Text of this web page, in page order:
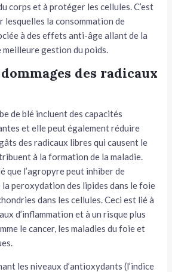
corps et à protéger les cellules. C’est
lesquelles la consommation de
à des effets anti-âge allant de la
meilleure gestion du poids.
des radicaux
de blé incluent des capacités
et elle peut également réduire
des radicaux libres qui causent le
à la formation de la maladie.
que l’agropyre peut inhiber de
peroxydation des lipides dans le foie
dans les cellules. Ceci est lié à
d’inflammation et à un risque plus
le cancer, les maladies du foie et
les niveaux d’antioxydants (l’indice